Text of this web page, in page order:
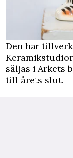
Den har
säljas i Arkets
till årets slut.